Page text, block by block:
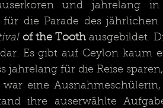
und jahrelang
die Parade des jährlichen
of the Tooth ausgebildet.
Es gibt auf Ceylon kaum
war eine
ihre auserwählte